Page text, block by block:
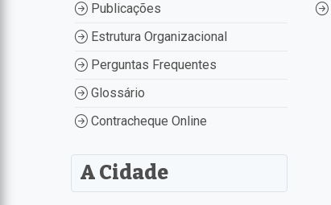
Publicações
Estrutura Organizacional
Perguntas Frequentes
Glossário
Contracheque Online
A Cidade